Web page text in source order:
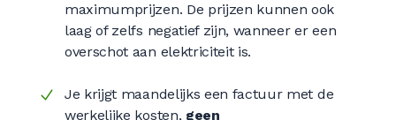
maximumprijzen. De prijzen kunnen ook
laag of zelfs negatief zijn, wanneer er een
overschot aan elektriciteit is.
Je krijgt maandelijks een factuur met de
werkelijke kosten, geen